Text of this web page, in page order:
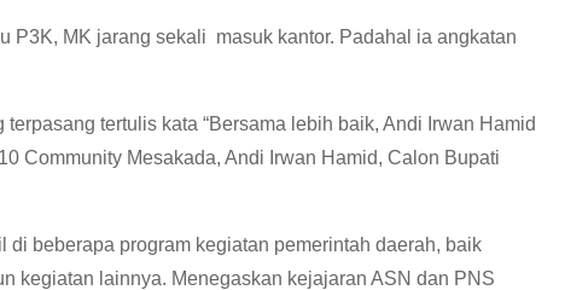
P3K, MK jarang sekali masuk kantor. Padahal ia angkatan
tertulis kata “Bersama lebih baik, Andi Irwan Hamid
Community Mesakada, Andi Irwan Hamid, Calon Bupati
beberapa program kegiatan pemerintah daerah, baik
kegiatan lainnya. Menegaskan kejajaran ASN dan PNS